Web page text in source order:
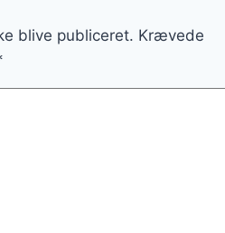
blive publiceret. Krævede